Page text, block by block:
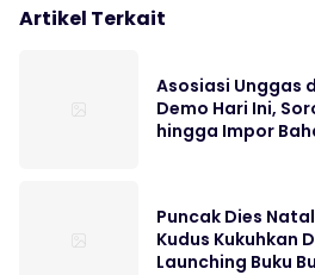
Artikel Terkait
Asosiasi Unggas
Demo Hari Ini,
hingga Impor
Puncak Dies
Kudus Kukuhkan
Launching Buku